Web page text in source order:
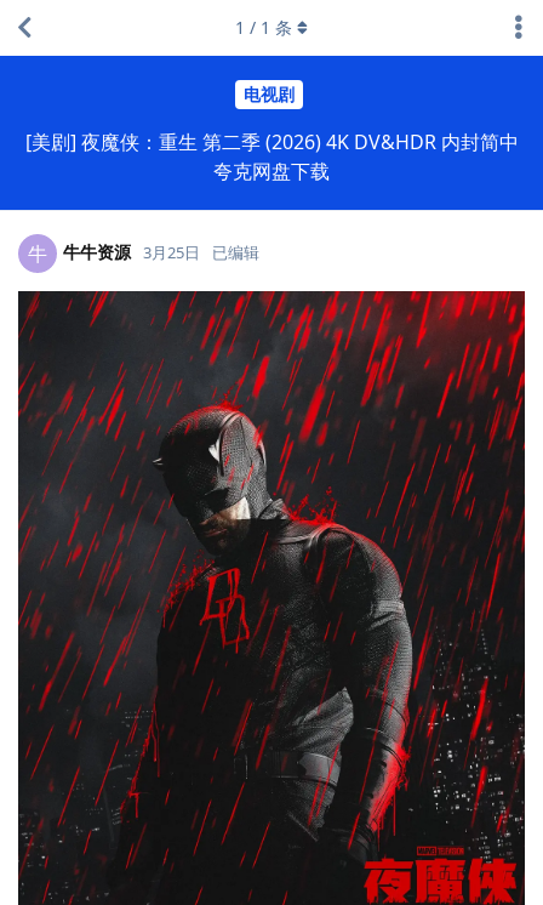
电视剧
[美剧] 夜魔侠：重生 第二季 (2026) 4K DV&HDR 内封简中
夸克网盘下载
1 / 1 条
牛 牛牛资源 3月25日 已编辑